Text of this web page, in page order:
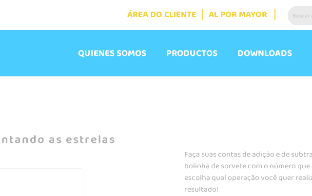
ÁREA DO CLIENTE AL POR MAYOR
QUIENES SOMOS PRODUCTOS DOWNLOADS
as estrelas
Faça suas contas de adição e de
bolinha de sorvete com o número
escolha qual operação você quer
resultado!